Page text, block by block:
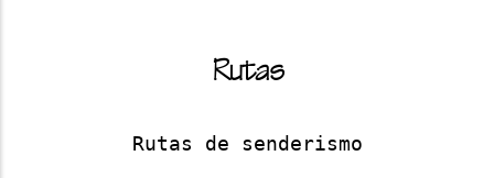
Rutas
Rutas de senderismo